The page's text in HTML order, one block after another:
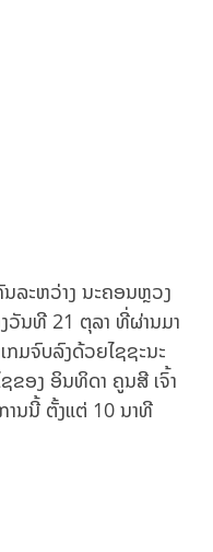
ນລະຫວ່າງ ນະຄອນຫຼວງ
ວັນທີ 21 ຕຸລາ ທີ່ຜ່ານມາ
ມຈົບລົງດ້ວຍໄຊຊະນະ
ຂອງ ອິນທິດາ ຄູນສີ ເຈົ້າ
ານນີ້ ຕັ້ງແຕ່ 10 ນາທີ